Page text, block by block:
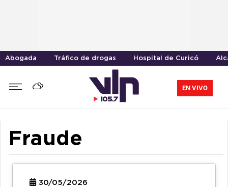
Abogada Tráfico de drogas Hospital de Curicó
EN VIVO
Fraude
30/05/2026